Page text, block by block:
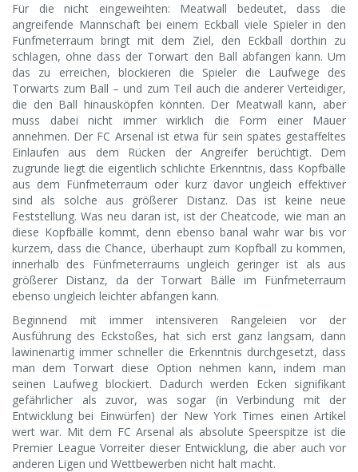
Für die nicht eingeweihten: Meatwall bedeutet, dass die
angreifende Mannschaft bei einem Eckball viele Spieler in den
Fünfmeterraum bringt mit dem Ziel, den Eckball dorthin zu
schlagen, ohne dass der Torwart den Ball abfangen kann. Um
das zu erreichen, blockieren die Spieler die Laufwege des
Torwarts zum Ball – und zum Teil auch die anderer Verteidiger,
die den Ball hinausköpfen könnten. Der Meatwall kann, aber
muss dabei nicht immer wirklich die Form einer Mauer
annehmen. Der FC Arsenal ist etwa für sein spätes gestaffeltes
Einlaufen aus dem Rücken der Angreifer berüchtigt. Dem
zugrunde liegt die eigentlich schlichte Erkenntnis, dass Kopfbälle
aus dem Fünfmeterraum oder kurz davor ungleich effektiver
sind als solche aus größerer Distanz. Das ist keine neue
Feststellung. Was neu daran ist, ist der Cheatcode, wie man an
diese Kopfbälle kommt, denn ebenso banal wahr war bis vor
kurzem, dass die Chance, überhaupt zum Kopfball zu kommen,
innerhalb des Fünfmeterraums ungleich geringer ist als aus
größerer Distanz, da der Torwart Bälle im Fünfmeterraum
ebenso ungleich leichter abfangen kann.
Beginnend mit immer intensiveren Rangeleien vor der
Ausführung des Eckstoßes, hat sich erst ganz langsam, dann
lawinenartig immer schneller die Erkenntnis durchgesetzt, dass
man dem Torwart diese Option nehmen kann, indem man
seinen Laufweg blockiert. Dadurch werden Ecken signifikant
gefährlicher als zuvor, was sogar (in Verbindung mit der
Entwicklung bei Einwürfen) der New York Times einen Artikel
wert war. Mit dem FC Arsenal als absolute Speerspitze ist die
Premier League Vorreiter dieser Entwicklung, die aber auch vor
anderen Ligen und Wettbewerben nicht halt macht.